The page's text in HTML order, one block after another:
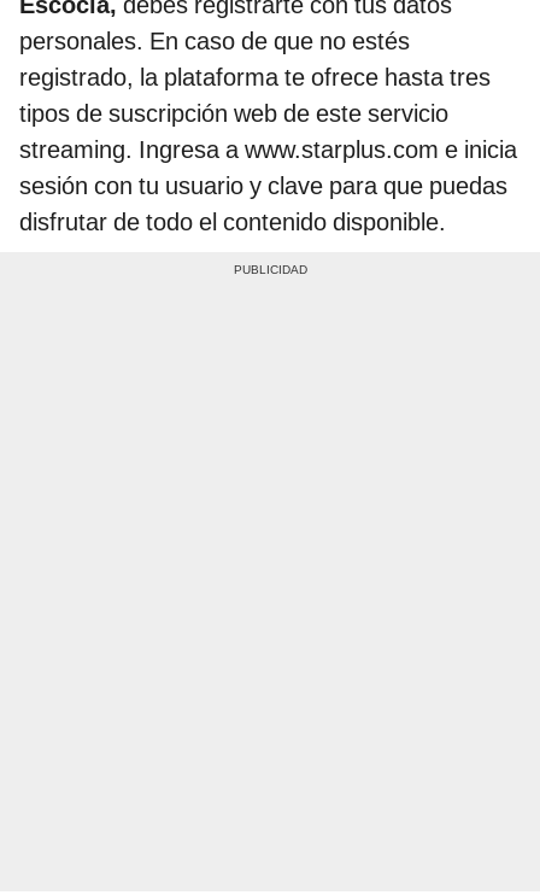
personales. En caso de que no estés
registrado, la plataforma te ofrece hasta tres
tipos de suscripción web de este servicio
streaming. Ingresa a www.starplus.com e inicia
sesión con tu usuario y clave para que puedas
disfrutar de todo el contenido disponible.